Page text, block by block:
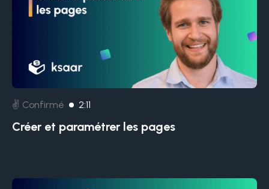
✌️ Confirmé 2:11
Créer et paramétrer les pages